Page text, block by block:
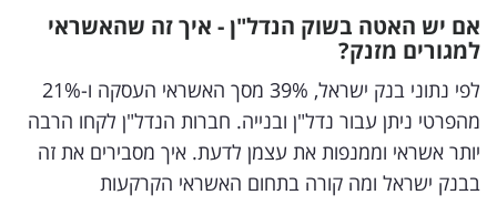
דיגיטל
וטק
שיווק
ופרסום
אם יש האטה בשוק הנדל"ן - איך זה שהאשראי
למגורים מזנק?
לפי נתוני בנק ישראל, 39% מסך האשראי העסקה ו-21%
מהפרטי ניתן עבור נדל"ן ובנייה. חברות הנדל"ן לקחו הרבה
יותר אשראי וממנפות את עצמן לדעת. איך מסבירים את זה
בבנק ישראל ומה קורה בתחום האשראי הקרקעות